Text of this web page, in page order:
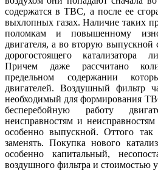
содержатся в ТВС, а после ее
выхлопных газах. Наличие таких
поломкам и повышенному
двигателя, а во вторую выпускной
дорогостоящего катализатора
Причем даже рассчитано
предельном содержании
двигателей. Воздушный фильтр
необходимый для формирования
бесперебойную работу
неисправностям и
особенно выпускной. Оттого так
заменять. Покупка нового
особенно капитальный,
воздушного фильтра и стоимостью